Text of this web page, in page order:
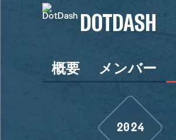
DOTDASH
概要 メンバー
2024